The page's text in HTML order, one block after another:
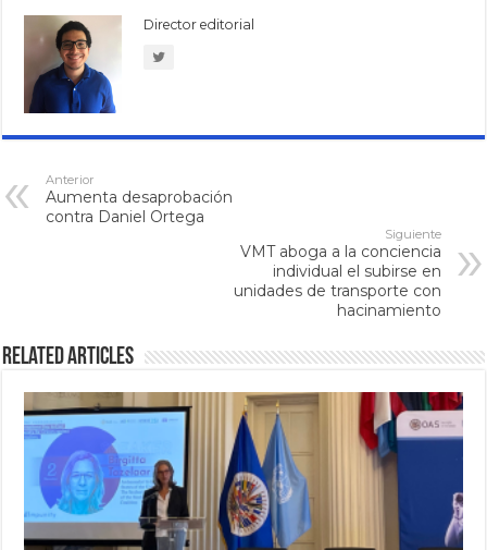
Director editorial
Anterior
Aumenta desaprobación
contra Daniel Ortega
Siguiente
VMT aboga a la conciencia
individual el subirse en
unidades de transporte con
hacinamiento
Related Articles